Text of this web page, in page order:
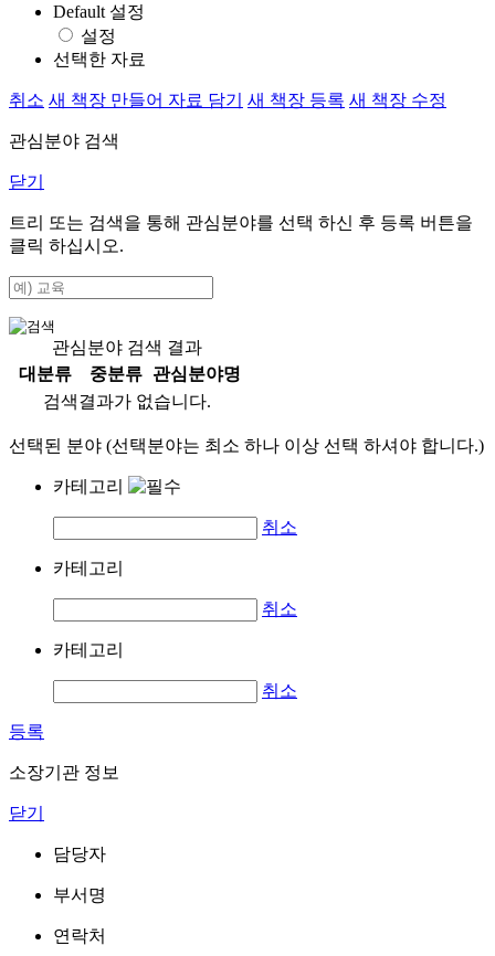
Default 설정
설정
선택한 자료
취소 새 책장 만들어 자료 담기 새 책장 등록 새 책장 수정
관심분야 검색
닫기
트리 또는 검색을 통해 관심분야를 선택 하신 후 등록 버튼을
클릭 하십시오.
관심분야 검색 결과
대분류
중분류
관심분야명
검색결과가 없습니다.
선택된 분야 (선택분야는 최소 하나 이상 선택 하셔야 합니다.)
카테고리
취소
카테고리
취소
카테고리
취소
등록
소장기관 정보
닫기
담당자
부서명
연락처